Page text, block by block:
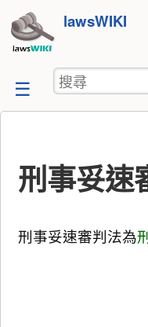
跳
至
容
lawsWIKI
搜
尋
刑事妥速
刑事妥速審判法為